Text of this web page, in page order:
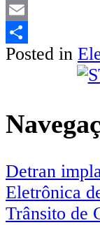
LinkedIn
Email
Share
Posted in
Detran
Eletrônica
Trânsito de